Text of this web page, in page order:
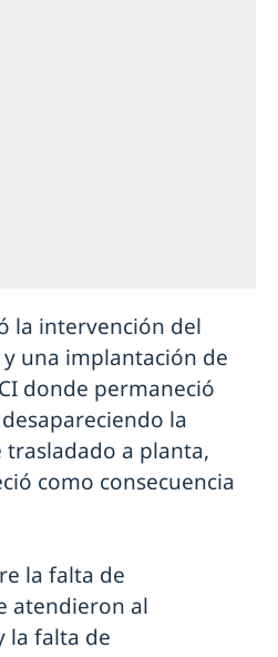
la intervención del
una implantación de
donde permaneció
la
a planta,
como consecuencia
la falta de
atendieron al
la falta de